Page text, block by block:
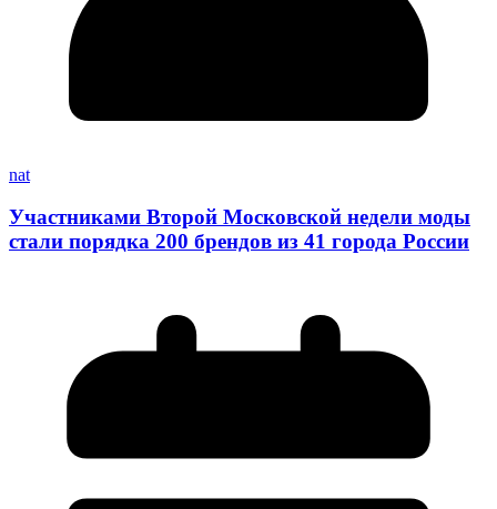
nat
Участниками Второй Московской недели моды
стали порядка 200 брендов из 41 города России